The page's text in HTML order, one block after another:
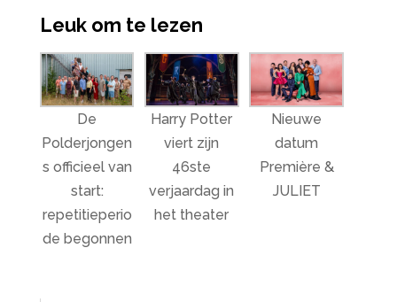
Leuk om te lezen
De
Polderjongen
s officieel van
start:
repetitieperio
de begonnen
Harry Potter
viert zijn
46ste
verjaardag in
het theater
Nieuwe
datum
Première &
JULIET